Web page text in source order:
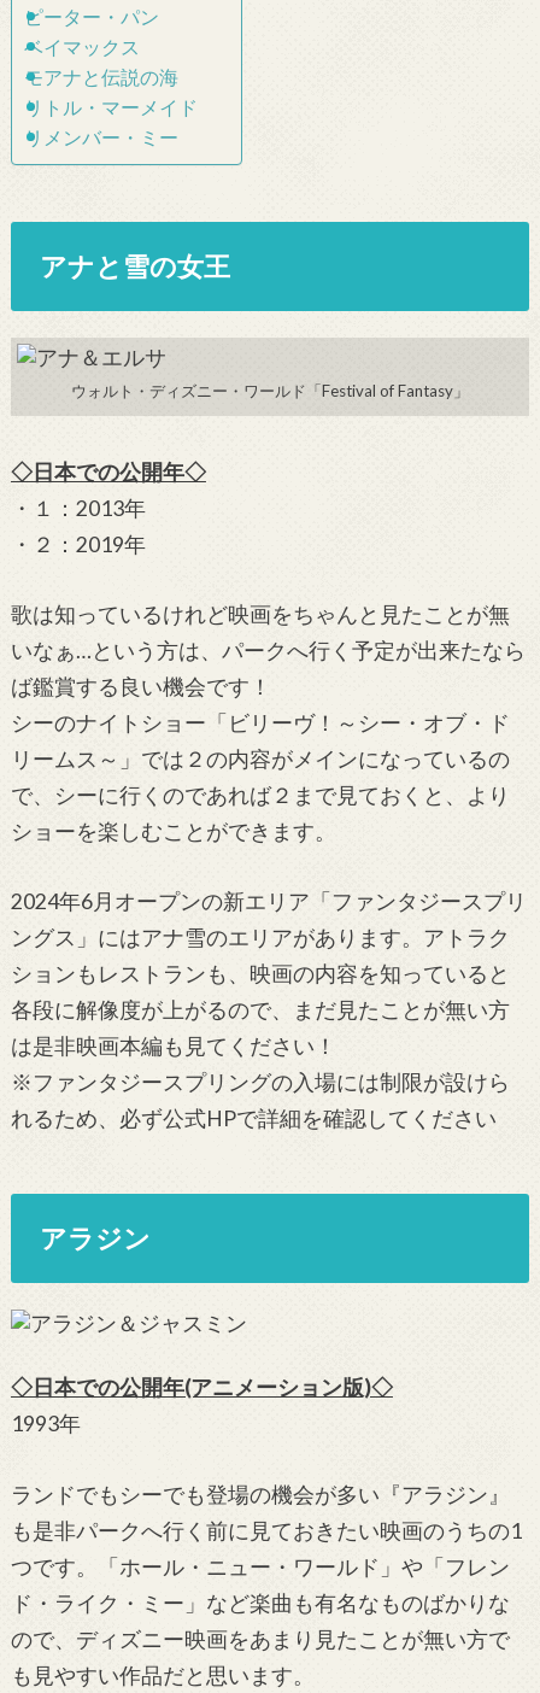
ピーター・パン
ベイマックス
モアナと伝説の海
リトル・マーメイド
リメンバー・ミー
アナと雪の女王
ウォルト・ディズニー・ワールド「Festival of Fantasy」
◇日本での公開年◇
・１：2013年
・２：2019年
歌は知っているけれど映画をちゃんと見たことが無
いなぁ…という方は、パークへ行く予定が出来たなら
ば鑑賞する良い機会です！
シーのナイトショー「ビリーヴ！～シー・オブ・ド
リームス～」では２の内容がメインになっているの
で、シーに行くのであれば２まで見ておくと、より
ショーを楽しむことができます。
2024年6月オープンの新エリア「ファンタジースプリ
ングス」にはアナ雪のエリアがあります。アトラク
ションもレストランも、映画の内容を知っていると
各段に解像度が上がるので、まだ見たことが無い方
は是非映画本編も見てください！
※ファンタジースプリングの入場には制限が設けら
れるため、必ず公式HPで詳細を確認してください
アラジン
◇日本での公開年(アニメーション版)◇
1993年
ランドでもシーでも登場の機会が多い『アラジン』
も是非パークへ行く前に見ておきたい映画のうちの1
つです。「ホール・ニュー・ワールド」や「フレン
ド・ライク・ミー」など楽曲も有名なものばかりな
ので、ディズニー映画をあまり見たことが無い方で
も見やすい作品だと思います。